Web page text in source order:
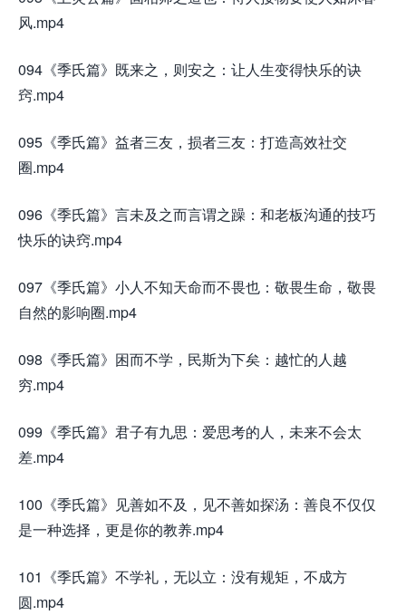
风.mp4
094《季氏篇》既来之，则安之：让人生变得快乐的诀
窍.mp4
095《季氏篇》益者三友，损者三友：打造高效社交
圈.mp4
096《季氏篇》言未及之而言谓之躁：和老板沟通的技巧
快乐的诀窍.mp4
097《季氏篇》小人不知天命而不畏也：敬畏生命，敬畏
自然的影响圈.mp4
098《季氏篇》困而不学，民斯为下矣：越忙的人越
穷.mp4
099《季氏篇》君子有九思：爱思考的人，未来不会太
差.mp4
100《季氏篇》见善如不及，见不善如探汤：善良不仅仅
是一种选择，更是你的教养.mp4
101《季氏篇》不学礼，无以立：没有规矩，不成方
圆.mp4